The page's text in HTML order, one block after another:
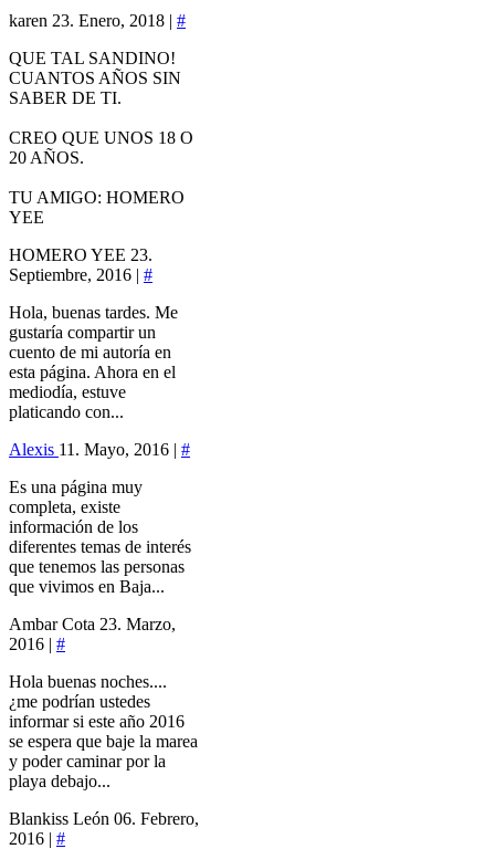
karen 23. Enero, 2018 | #
QUE TAL SANDINO!
CUANTOS AÑOS SIN
SABER DE TI.
CREO QUE UNOS 18 O
20 AÑOS.
TU AMIGO: HOMERO
YEE
HOMERO YEE 23.
Septiembre, 2016 | #
Hola, buenas tardes. Me
gustaría compartir un
cuento de mi autoría en
esta página. Ahora en el
mediodía, estuve
platicando con...
Alexis 11. Mayo, 2016 | #
Es una página muy
completa, existe
información de los
diferentes temas de interés
que tenemos las personas
que vivimos en Baja...
Ambar Cota 23. Marzo,
2016 | #
Hola buenas noches....
¿me podrían ustedes
informar si este año 2016
se espera que baje la marea
y poder caminar por la
playa debajo...
Blankiss León 06. Febrero,
2016 | #